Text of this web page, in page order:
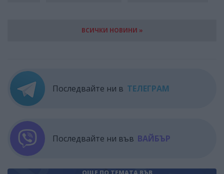
ВСИЧКИ НОВИНИ »
Последвайте ни в ТЕЛЕГРАМ
Последвайте ни във ВАЙБЪР